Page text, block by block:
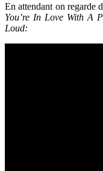
En attendant on regarde
You’re In Love With A
Loud: